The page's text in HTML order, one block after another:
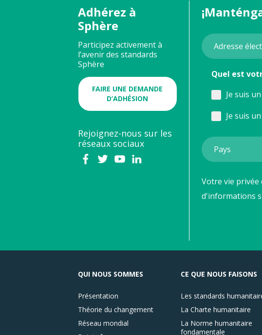
Adhérez à
Sphère
Participez activement à
l’avenir des standards
Sphère
FAIRE UNE DEMANDE
D’ADHÉSION
Rejoignez-nous sur les
réseaux sociaux
Quel est
Je suis
Je suis
Votre vie
d'informations
QUI NOUS SOMMES
Présentation
Théorie du changement
Réseau mondial
CE QUE NOUS FAISONS
Les standards
La Charte humanitaire
La Norme humanitaire
fondamentale